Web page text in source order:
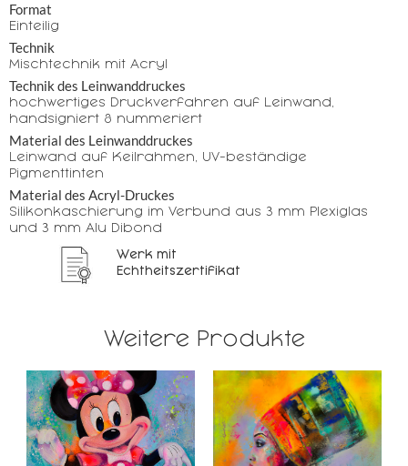
Format
Einteilig
Technik
Mischtechnik mit Acryl
Technik des Leinwanddruckes
hochwertiges Druckverfahren auf Leinwand,
handsigniert & nummeriert
Material des Leinwanddruckes
Leinwand auf Keilrahmen, UV-beständige
Pigmenttinten
Material des Acryl-Druckes
Silikonkaschierung im Verbund aus 3 mm Plexiglas
und 3 mm Alu Dibond
Werk mit
Echtheitszertifikat
Weitere Produkte